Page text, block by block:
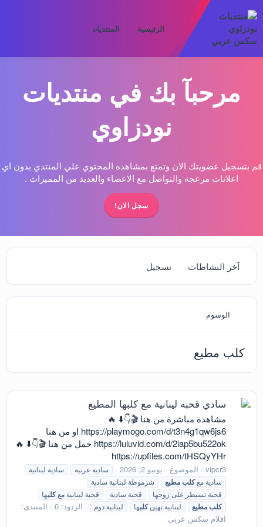
الرئيسية المنتديات
مرحبآ بك في منتديات
نودزاوي
قم بتسجيل عضويتك الان وتمتع بمشاهده المحتوي علي المنتدي بدون اي
اعلانات مزعجه والتواصل مع الاعضاء والعديد من المميزات .
سجل الان!
آخر النشاطات تسجيل
الوسوم
كلب مطيع
سادي قحبه لينانية مع كلبها المطيع
مشاهدة مباشرة من هنا 🎬👇⬇️ 🔥
https://playmogo.com/d/t3n4g1qw6js6 او من هنا
https://luluvid.com/d/2iap5bu522ok حمل من هنا 🎬👇⬇️ 🔥
https://upfiles.com/tHSQyYHr
vipcr3 الموضوع يونيو 2, 2026 سادية عربية
سادية لبنانية
سادية معكلبمطيع
شرموطة لبنانية سادية
قحبة تسيطر على زوجها
قحبة سادية قحبة لبنانية معكلبها
كلبمطيع لبنانية تهينكلبها لبنانية دوم الردود: 0
المنتدى:
افلام سكس عربي